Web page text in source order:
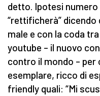
detto. Ipotesi
“rettificherà”
male e con la coda
youtube – il nuovo
contro il mondo – per
esemplare, ricco di
friendly quali: “Mi